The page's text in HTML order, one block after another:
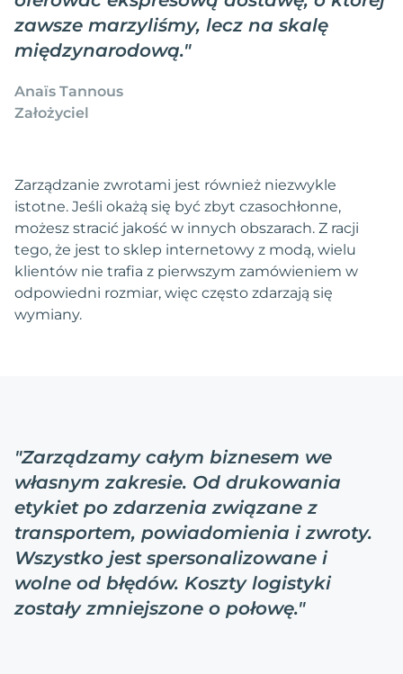
zawsze marzyliśmy, lecz na skalę
międzynarodową."
Anaïs Tannous
Założyciel
Zarządzanie zwrotami jest również niezwykle
istotne. Jeśli okażą się być zbyt czasochłonne,
możesz stracić jakość w innych obszarach. Z racji
tego, że jest to sklep internetowy z modą, wielu
klientów nie trafia z pierwszym zamówieniem w
odpowiedni rozmiar, więc często zdarzają się
wymiany.
"Zarządzamy całym biznesem we
własnym zakresie. Od drukowania
etykiet po zdarzenia związane z
transportem, powiadomienia i zwroty.
Wszystko jest spersonalizowane i
wolne od błędów. Koszty logistyki
zostały zmniejszone o połowę."